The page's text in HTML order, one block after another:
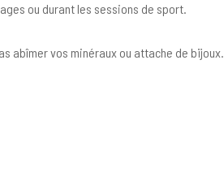
ou durant les sessions de sport.
abîmer vos minéraux ou attache de bijoux.